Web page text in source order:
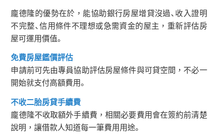
龐德隆的優勢在於，能協助銀行房屋增貸沒過、收入證明
不完整、信用條件不理想或急需資金的屋主，重新評估房
屋可運用價值。
免費房屋鑑價評估
申請前可先由專員協助評估房屋條件與可貸空間，不必一
開始就支付高額費用。
不收二胎房貸手續費
龐德隆不收取額外手續費，相關必要費用會在簽約前清楚
說明，讓借款人知道每一筆費用用途。